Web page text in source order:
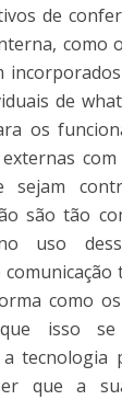
de
como
de
os
externas
sejam
são tão
uso
como
isso
tecnologia
que a